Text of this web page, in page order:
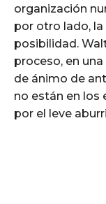
organización
por otro lado,
posibilidad.
proceso, en una
de ánimo de
no están en los
por el leve